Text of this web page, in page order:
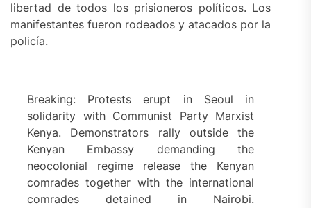
libertad de todos los prisioneros políticos. Los
manifestantes fueron rodeados y atacados por la
policía.
Breaking: Protests erupt in Seoul in
solidarity with Communist Party Marxist
Kenya. Demonstrators rally outside the
Kenyan Embassy demanding the
neocolonial regime release the Kenyan
comrades together with the international
comrades detained in Nairobi.